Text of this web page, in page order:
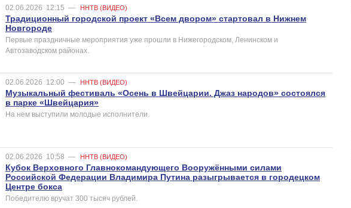
02.06.2026 12:15 — ННТВ (ВИДЕО)
Традиционный городской проект «Всем двором» стартовал в Нижнем
Новгороде
Первые праздничные мероприятия уже прошли в Нижегородском, Ленинском и
Автозаводском районах.
02.06.2026 12:00 — ННТВ (ВИДЕО)
Музыкальный фестиваль «Осень в Швейцарии. Джаз народов» состоялся
в парке «Швейцария»
На нем выступили молодые исполнители.
02.06.2026 10:58 — ННТВ (ВИДЕО)
Кубок Верховного Главнокомандующего Вооружёнными силами
Российской Федерации Владимира Путина разыгрывается в городецком
Центре бокса
Победителю вручат 300 тысяч рублей.